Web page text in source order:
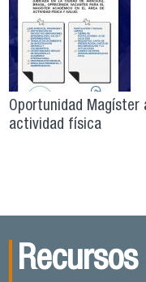
Oportunidad Magíster
actividad física